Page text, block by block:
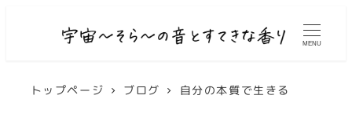
MENU
トップページ ブログ 自分の本質で生きる